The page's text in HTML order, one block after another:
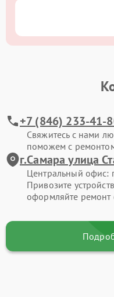
+7 (846) 233-41-
Свяжитесь с нами
поможем с
г.Самара улица
Центральный офис:
Привозите
оформляйте ремонт